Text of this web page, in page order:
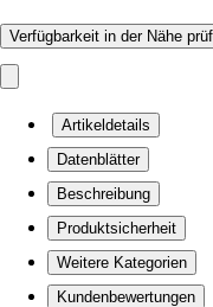
Verfügbarkeit in der Nähe
Artikeldetails
Datenblätter
Beschreibung
Produktsicherheit
Weitere Kategorien
Kundenbewertungen